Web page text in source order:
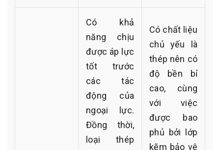
Có khả
năng chịu
được áp lực
tốt trước
các tác
động của
ngoại lực.
Đồng thời,
loại thép
Có chất liệu
chủ yếu là
thép nên có
độ bền bỉ
cao, cùng
với việc
được bao
phủ bởi lớp
kẽm bảo vệ